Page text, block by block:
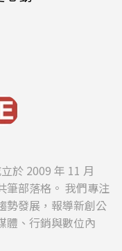
於 2009 年 11 月
筆部落格。 我們專注
勢發展，報導新創公
體、行銷與數位內